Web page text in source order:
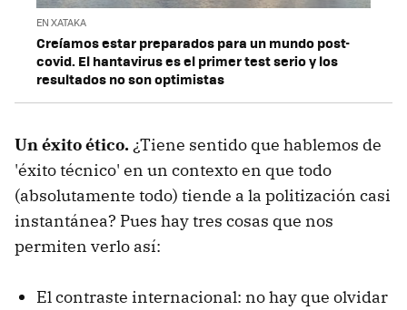
EN XATAKA
Creíamos estar preparados para un mundo post-
covid. El hantavirus es el primer test serio y los
resultados no son optimistas
Un éxito ético.¿Tiene sentido que hablemos de
'éxito técnico' en un contexto en que todo
(absolutamente todo) tiende a la politización casi
instantánea? Pues hay tres cosas que nos
permiten verlo así:
El contraste internacional: no hay que olvidar